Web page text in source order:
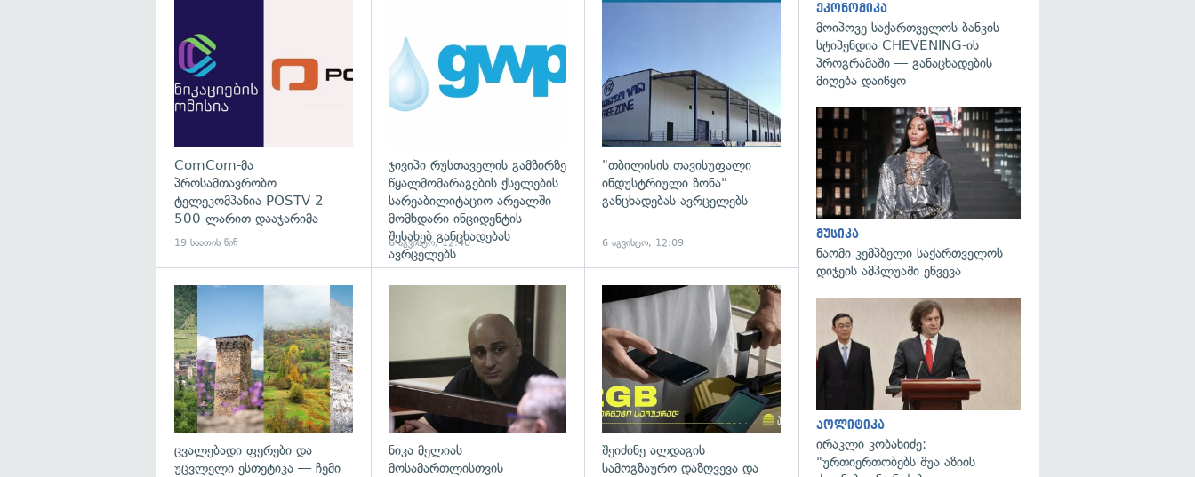
ComCom-მა
პროსამთავრობო
ტელეკომპანია POSTV 2
500 ლარით დააჯარიმა
19 საათის წინ
ჯივიპი რუსთაველის გამზირზე
წყალმომარაგების ქსელების
სარეაბილიტაციო არეალში
მომხდარი ინციდენტის
შესახებ განცხადებას
ავრცელებს
6 აგვისტო, 12:40
"თბილისის თავისუფალი
ინდუსტრიული ზონა"
განცხადებას ავრცელებს
6 აგვისტო, 12:09
ცვალებადი ფერები და
უცვლელი ესთეტიკა — ჩემი
გადახედვა
ნიკა მელიას
მოსამართლისთვის
შეიძინე ალდაგის
სამოგზაურო დაზღვევა და
ეკონომიკა
მოიპოვე საქართველოს ბანკის
სტიპენდია CHEVENING-ის
პროგრამაში — განაცხადების
მიღება დაიწყო
მუსიკა
ნაომი კემპბელი საქართველოს
დიჯეის ამპლუაში ეწვევა
პოლიტიკა
ირაკლი კობახიძე:
"ურთიერთობებს შუა აზიის